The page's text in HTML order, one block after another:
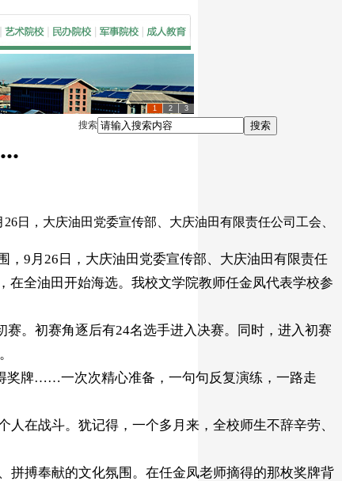
1 2 3
搜索 搜索
日，大庆油田党委宣传部、大庆油田有限责任公司工会、
，9月26日，大庆油田党委宣传部、大庆油田有限责任
在全油田开始海选。我校文学院教师任金凤代表学校参
。初赛角逐后有24名选手进入决赛。同时，进入初赛
奖牌……一次次精心准备，一句句反复演练，一路走
在战斗。犹记得，一个多月来，全校师生不辞辛劳、
拼搏奉献的文化氛围。在任金凤老师摘得的那枚奖牌背